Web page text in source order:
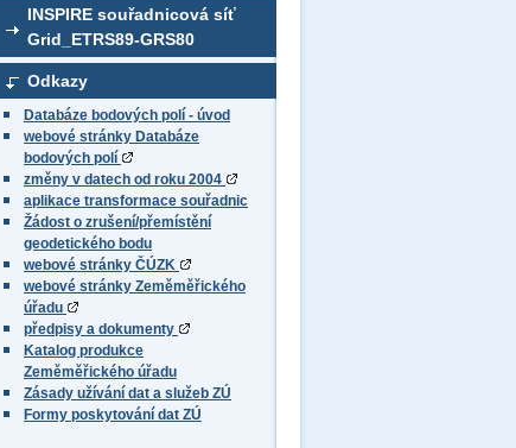
INSPIRE souřadnicová síť
Grid_ETRS89-GRS80
Odkazy
Databáze bodových polí - úvod
webové stránky Databáze
bodových polí
změny v datech od roku 2004
aplikace transformace souřadnic
Žádost o zrušení/přemístění
geodetického bodu
webové stránky ČÚZK
webové stránky Zeměměřického
úřadu
předpisy a dokumenty
Katalog produkce
Zeměměřického úřadu
Zásady užívání dat a služeb ZÚ
Formy poskytování dat ZÚ